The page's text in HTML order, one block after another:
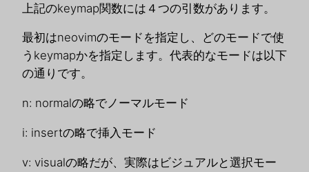
上記のkeymap関数には４つの引数があります。
最初はneovimのモードを指定し、どのモードで使
うkeymapかを指定します。代表的なモードは以下
の通りです。
n: normalの略でノーマルモード
i: insertの略で挿入モード
v: visualの略だが、実際はビジュアルと選択モー